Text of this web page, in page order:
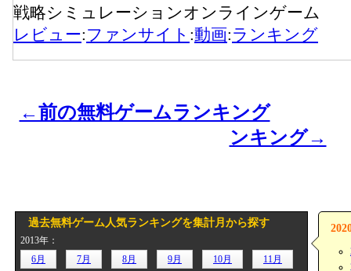
戦略シミュレーションオンラインゲーム
レビュー:ファンサイト :動画:ランキング
←前の無料ゲームランキング
ンキング→
過去無料ゲーム人気ランキングを集計月から探す
2013年：
6月
7月 8月 9月 10月 11月